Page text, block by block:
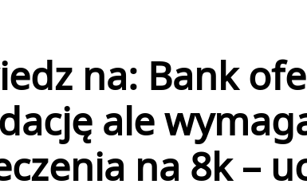
na: Bank
ale
na 8k –